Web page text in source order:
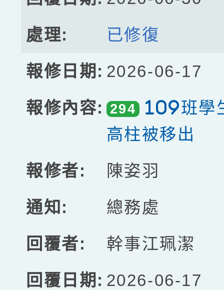
已修復
2026-06-17
294
109班學
高柱被移出
陳姿羽
總務處
幹事江珮潔
2026-06-17